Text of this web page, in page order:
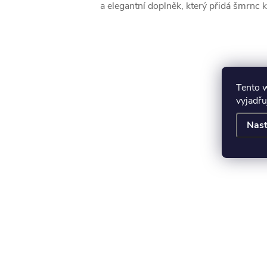
Tento
a elegantní doplněk, který přidá šmrnc